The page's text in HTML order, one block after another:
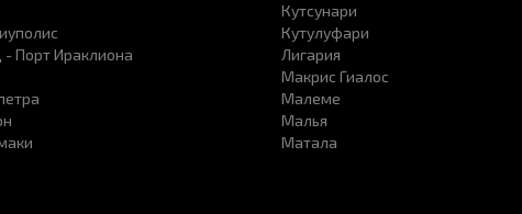
- Порт Ираклиона
Кутсунари
Кутулуфари
Лигария
Макрис Гиалос
Малеме
Малья
Матала